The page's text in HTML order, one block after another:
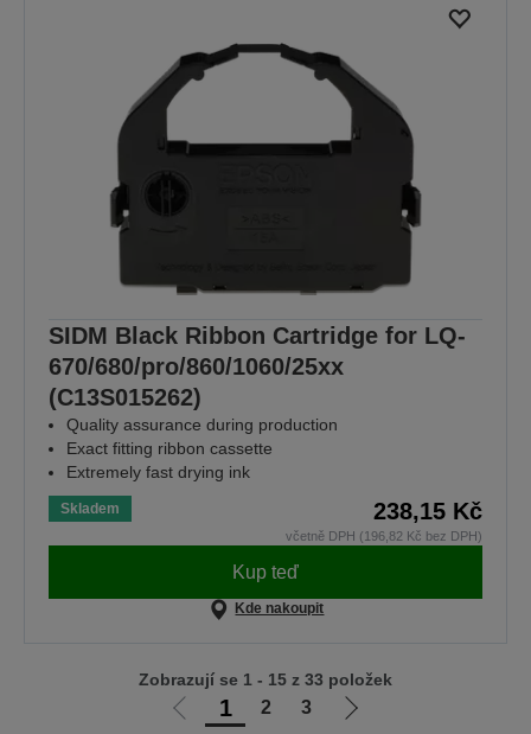
SIDM Black Ribbon Cartridge for LQ-
670/680/pro/860/1060/25xx
(C13S015262)
Quality assurance during production
Exact fitting ribbon cassette
Extremely fast drying ink
Skladem 238,15 Kč
včetně DPH (196,82 Kč bez DPH)
Kup teď
Kde nakoupit
Jít
1 2 3
Jít
Zobrazují se 1 - 15 z 33 položek